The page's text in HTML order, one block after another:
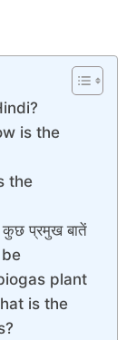
is the
the
कुछ प्रमुख बातें
plant
is the